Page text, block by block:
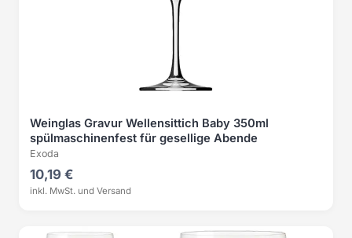
Weinglas Gravur Wellensittich Baby 350ml
spülmaschinenfest für gesellige Abende
Exoda
10,19 €
inkl. MwSt. und Versand